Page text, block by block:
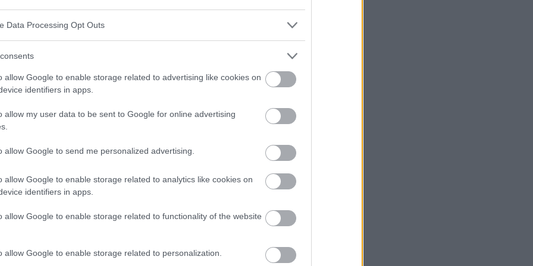
Data Processing Opt Outs
allow Google to enable storage related to advertising like cookies on
identifiers in apps.
allow my user data to be sent to Google for online advertising
allow Google to send me personalized advertising.
allow Google to enable storage related to analytics like cookies on
identifiers in apps.
allow Google to enable storage related to functionality of the website
allow Google to enable storage related to personalization.
de cellules, de tissus et d'organes qui
maladies. Les principaux composants du
les anticorps, le système du complément, le
la moelle osseuse. Ce système fonctionne en
tels que les bactéries, les virus, les
les cellules cancéreuses.
se manifester de différentes manières.
indiquer un affaiblissement du système